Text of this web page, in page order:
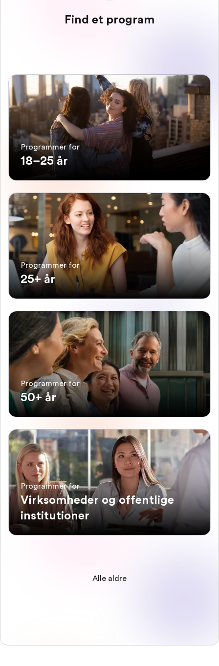
Find et program
Programmer for
18–25 år
Programmer for
25+ år
Programmer for
50+ år
Programmer for
Virksomheder og offentlige
institutioner
Alle aldre